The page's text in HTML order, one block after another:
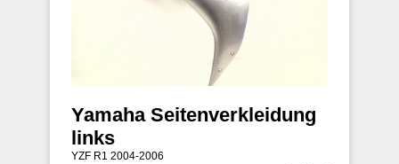
Yamaha Seitenverkleidung
links
YZF R1 2004-2006